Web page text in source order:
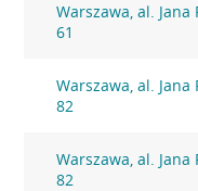
Warszawa, al. Jana
61
Warszawa, al. Jana
82
Warszawa, al. Jana
82